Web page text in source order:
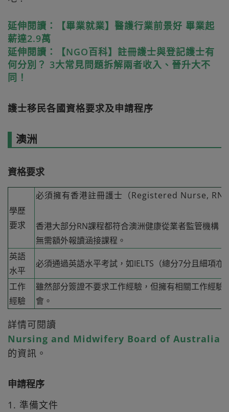
延伸閱讀：【畢業就業】醫護行業前景好 畢業起
薪達2.9萬
延伸閱讀：【NGO百科】註冊護士與登記護士有
何分別？ 3大常見問題拆解兩者收入、晉升大不
同！
護士移民各國資格要求及申請程序
澳洲
資格要求
學歷
要求
必須擁有香港註冊護士（Registered Nurse, RN
香港大部分RN課程都符合澳洲健康從業者監管機構
無需額外報讀涵接課程。
英語
水平
必須通過英語水平考試，如IELTS（總分7分且細項亦
工作
經驗
雖然部分簽證不要求工作經驗，但擁有相關工作經驗
會。
詳情可閱讀
Nursing and Midwifery Board of Australia
的資訊。
申請程序
1. 準備文件